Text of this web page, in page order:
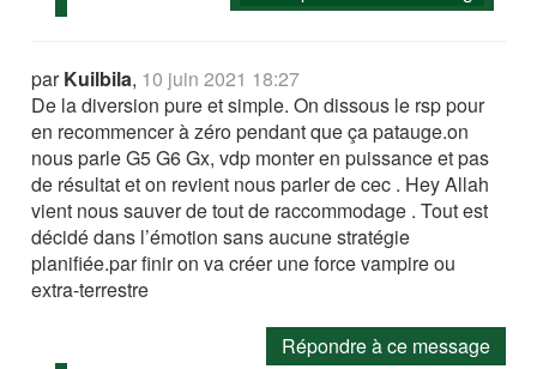
parKuilbila, 10 juin 2021 18:27
De la diversion pure et simple. On dissous le rsp pour
en recommencer à zéro pendant que ça patauge.on
nous parle G5 G6 Gx, vdp monter en puissance et pas
de résultat et on revient nous parler de cec . Hey Allah
vient nous sauver de tout de raccommodage . Tout est
décidé dans l’émotion sans aucune stratégie
planifiée.par finir on va créer une force vampire ou
extra-terrestre
Répondre à ce message